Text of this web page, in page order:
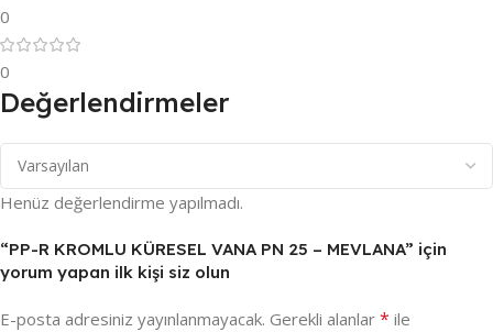
0
0
Değerlendirmeler
Henüz değerlendirme yapılmadı.
“PP-R KROMLU KÜRESEL VANA PN 25 – MEVLANA” için
yorum yapan ilk kişi siz olun
E-posta adresiniz yayınlanmayacak. Gerekli alanlar * ile